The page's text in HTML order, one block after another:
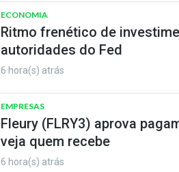
ECONOMIA
Ritmo frenético de
autoridades do Fed
6 hora(s) atrás
EMPRESAS
Fleury (FLRY3) aprova
veja quem recebe
6 hora(s) atrás